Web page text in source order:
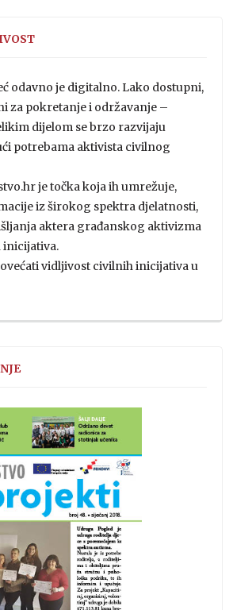
odavno je digitalno. Lako dostupni,
za pokretanje i održavanje –
dijelom se brzo razvijaju
potrebama aktivista civilnog
je točka koja ih umrežuje,
iz širokog spektra djelatnosti,
aktera građanskog aktivizma
vidljivost civilnih inicijativa u